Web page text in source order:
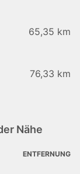
65,35 km
76,33 km
Nähe
ENTFERNUNG